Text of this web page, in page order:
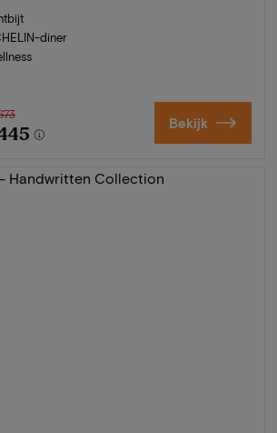
diner
Bekijk